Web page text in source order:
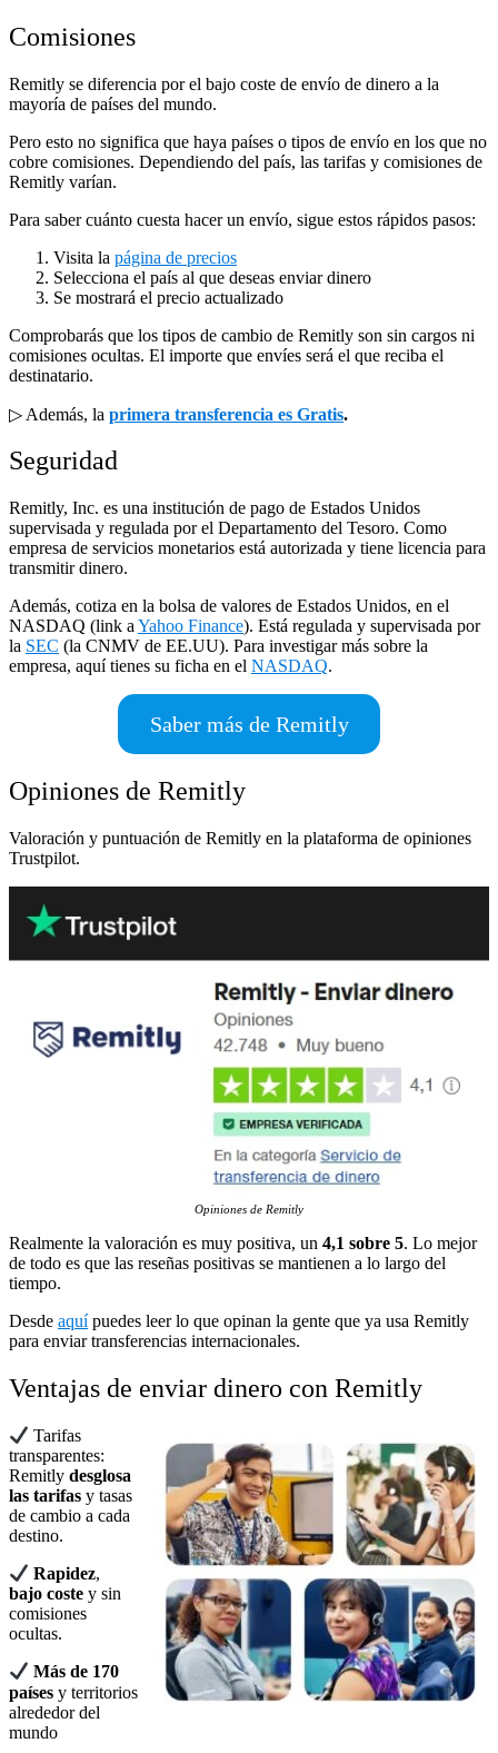
Comisiones
Remitly se diferencia por el bajo coste de envío de dinero a la
mayoría de países del mundo.
Pero esto no significa que haya países o tipos de envío en los que no
cobre comisiones. Dependiendo del país, las tarifas y comisiones de
Remitly varían.
Para saber cuánto cuesta hacer un envío, sigue estos rápidos pasos:
Visita la página de precios
Selecciona el país al que deseas enviar dinero
Se mostrará el precio actualizado
Comprobarás que los tipos de cambio de Remitly son sin cargos ni
comisiones ocultas. El importe que envíes será el que reciba el
destinatario.
▷ Además, la primera transferencia es Gratis.
Seguridad
Remitly, Inc. es una institución de pago de Estados Unidos
supervisada y regulada por el Departamento del Tesoro. Como
empresa de servicios monetarios está autorizada y tiene licencia para
transmitir dinero.
Además, cotiza en la bolsa de valores de Estados Unidos, en el
NASDAQ (link a Yahoo Finance). Está regulada y supervisada por
la SEC (la CNMV de EE.UU). Para investigar más sobre la
empresa, aquí tienes su ficha en el NASDAQ.
Saber más de Remitly
Opiniones de Remitly
Valoración y puntuación de Remitly en la plataforma de opiniones
Trustpilot.
Opiniones de Remitly
Realmente la valoración es muy positiva, un 4,1 sobre 5. Lo mejor
de todo es que las reseñas positivas se mantienen a lo largo del
tiempo.
Desde aquípuedes leer lo que opinan la gente que ya usa Remitly
para enviar transferencias internacionales.
Ventajas de enviar dinero con Remitly
Tarifas
transparentes:
Remitly desglosa
las tarifas y tasas
de cambio a cada
destino.
Rapidez,
bajo coste y sin
comisiones
ocultas.
Más de 170
países y territorios
alrededor del
mundo